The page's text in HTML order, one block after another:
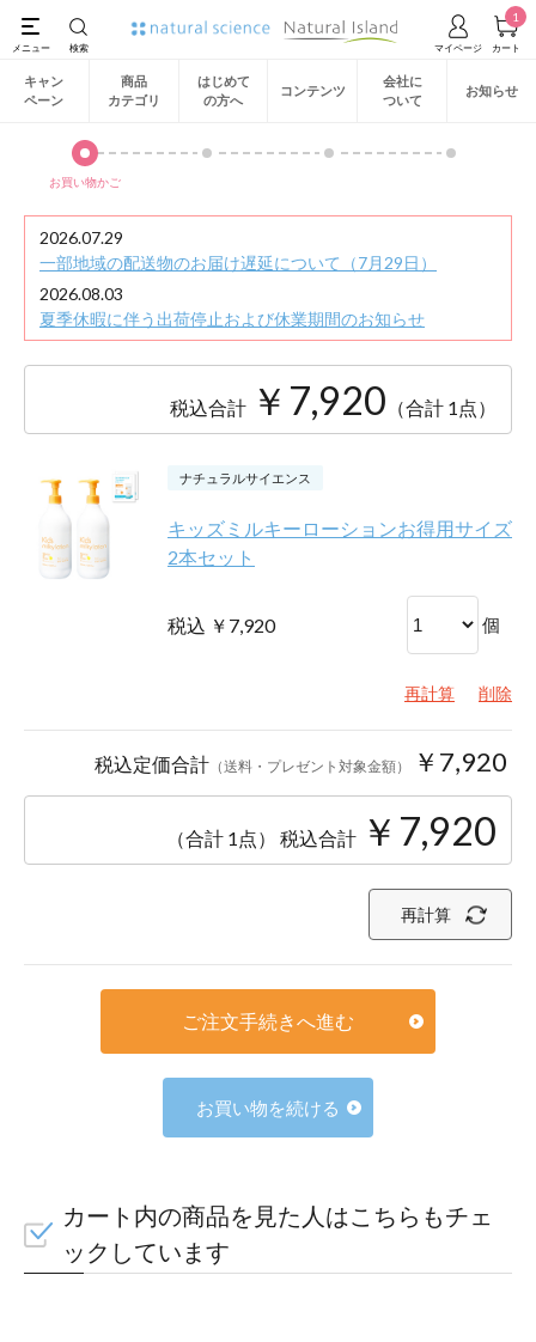
1
キャン
ペーン
商品
カテゴリ
はじめて
の方へ
コンテンツ
会社に
ついて
お知らせ
お買い物かご
2026.07.29
一部地域の配送物のお届け遅延について（7月29日）
2026.08.03
夏季休暇に伴う出荷停止および休業期間のお知らせ
税込合計 ￥7,920 （合計 1点）
ナチュラルサイエンス
キッズミルキーローションお得用サイズ
2本セット
税込 ￥7,920 個
再計算 削除
税込定価合計 （送料・プレゼント対象金額） ￥7,920
（合計 1点） 税込合計 ￥7,920
再計算
ご注文手続きへ進む
お買い物を続ける
カート内の商品を見た人はこちらもチェ
ックしています